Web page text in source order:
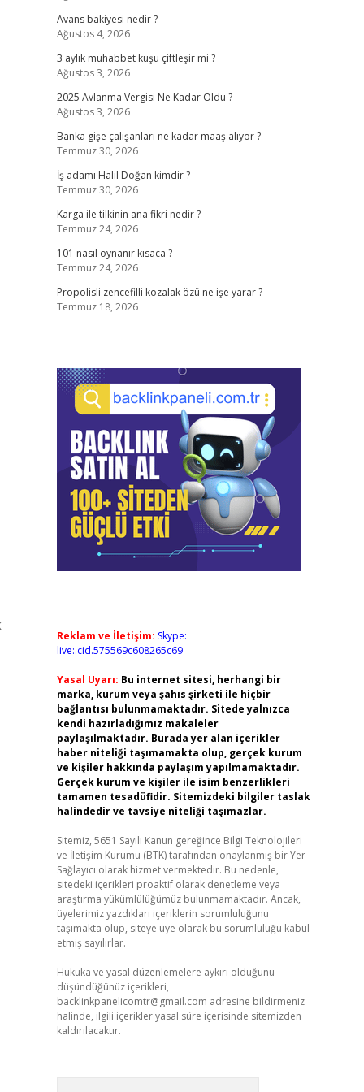
Avans bakiyesi nedir ?
Ağustos 4, 2026
3 aylık muhabbet kuşu çiftleşir mi ?
Ağustos 3, 2026
2025 Avlanma Vergisi Ne Kadar Oldu ?
Ağustos 3, 2026
Banka gişe çalışanları ne kadar maaş alıyor ?
Temmuz 30, 2026
İş adamı Halil Doğan kimdir ?
Temmuz 30, 2026
Karga ile tilkinin ana fikri nedir ?
Temmuz 24, 2026
101 nasıl oynanır kısaca ?
Temmuz 24, 2026
Propolisli zencefilli kozalak özü ne işe yarar ?
Temmuz 18, 2026
Reklam ve İletişim: Skype:
live:.cid.575569c608265c69
Yasal Uyarı: Bu internet sitesi, herhangi bir
marka, kurum veya şahıs şirketi ile hiçbir
bağlantısı bulunmamaktadır. Sitede yalnızca
kendi hazırladığımız makaleler
paylaşılmaktadır. Burada yer alan içerikler
haber niteliği taşımamakta olup, gerçek kurum
ve kişiler hakkında paylaşım yapılmamaktadır.
Gerçek kurum ve kişiler ile isim benzerlikleri
tamamen tesadüfidir. Sitemizdeki bilgiler taslak
halindedir ve tavsiye niteliği taşımazlar.
Sitemiz, 5651 Sayılı Kanun gereğince Bilgi Teknolojileri
ve İletişim Kurumu (BTK) tarafından onaylanmış bir Yer
Sağlayıcı olarak hizmet vermektedir. Bu nedenle,
sitedeki içerikleri proaktif olarak denetleme veya
araştırma yükümlülüğümüz bulunmamaktadır. Ancak,
üyelerimiz yazdıkları içeriklerin sorumluluğunu
taşımakta olup, siteye üye olarak bu sorumluluğu kabul
etmiş sayılırlar.
Hukuka ve yasal düzenlemelere aykırı olduğunu
düşündüğünüz içerikleri,
backlinkpanelicomtr@gmail.com adresine bildirmeniz
halinde, ilgili içerikler yasal süre içerisinde sitemizden
kaldırılacaktır.